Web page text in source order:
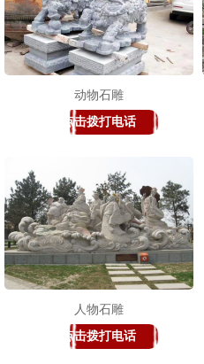
动物石雕
点击拨打电话
人物石雕
点击拨打电话